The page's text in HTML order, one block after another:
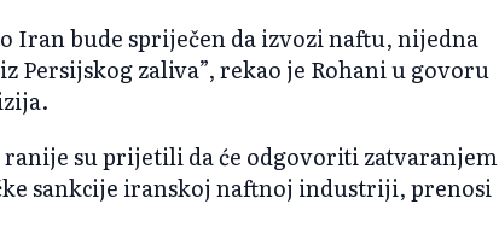
Iran bude spriječen da izvozi naftu, nijedna
Persijskog zaliva”, rekao je Rohani u govoru
su prijetili da će odgovoriti zatvaranjem
sankcije iranskoj naftnoj industriji, prenosi